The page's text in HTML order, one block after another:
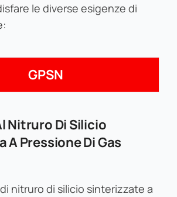
le diverse esigenze di
GPSN
Nitruro Di Silicio
A Pressione Di Gas
nitruro di silicio sinterizzate a